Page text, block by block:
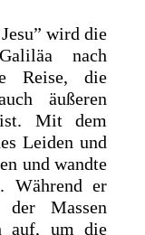
wird die
nach
Reise, die
äußeren
ist. Mit dem
Leiden und
und wandte
Während er
Massen
auf, um die